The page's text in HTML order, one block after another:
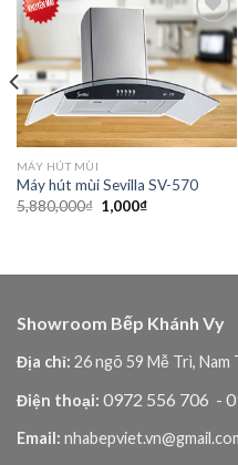
Add to
wishlist
MÁY HÚT MÙI
Máy hút mùi Sevilla SV-570
5,880,000₫ Giá
gốc
1,000₫Giá
Showroom Bếp Khánh Vy
Địa chỉ: 26 ngõ 59 Mễ Trì, Nam
Điện thoại: 0972 556 706 -
Email: